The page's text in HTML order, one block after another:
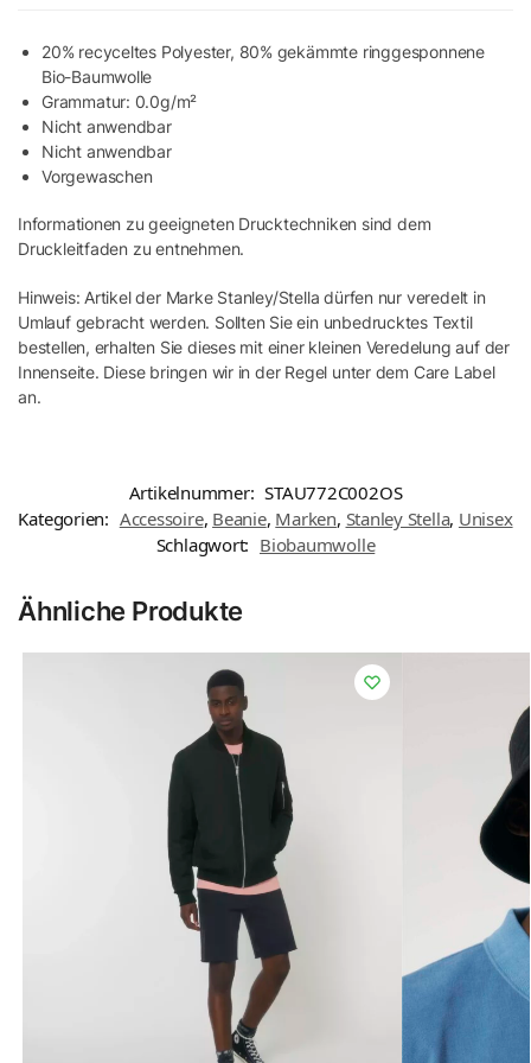
20% recyceltes Polyester, 80% gekämmte ringgesponnene
Bio-Baumwolle
Grammatur: 0.0g/m²
Nicht anwendbar
Nicht anwendbar
Vorgewaschen
Informationen zu geeigneten Drucktechniken sind dem
Druckleitfaden zu entnehmen.
Hinweis: Artikel der Marke Stanley/Stella dürfen nur veredelt in
Umlauf gebracht werden. Sollten Sie ein unbedrucktes Textil
bestellen, erhalten Sie dieses mit einer kleinen Veredelung auf der
Innenseite. Diese bringen wir in der Regel unter dem Care Label
an.
Artikelnummer: STAU772C002OS
Kategorien: Accessoire, Beanie, Marken, Stanley Stella, Unisex
Schlagwort: Biobaumwolle
Ähnliche Produkte